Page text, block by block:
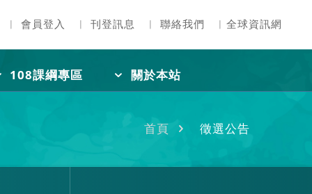
會員登入 刊登訊息 聯絡我們 全球資訊網
108課綱專區 關於本站
首頁 徵選公告